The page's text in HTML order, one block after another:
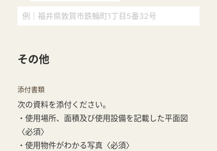
その他
添付書類
次の資料を添付ください。
・使用場所、面積及び使用設備を記載した平面図
〈必須〉
・使用物件がわかる写真〈必須〉